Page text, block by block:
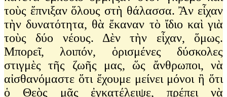
τοὺς ἔπνιξαν ὅλους στὴ θάλασσα. Ἂν εἶχαν
τὴν δυνατότητα, θὰ ἔκαναν τὸ ἴδιο καὶ γιὰ
τοὺς δύο νέους. Δὲν τὴν εἶχαν, ὅμως.
Μπορεῖ, λοιπόν, ὁρισμένες δύσκολες
στιγμὲς τῆς ζωῆς μας, ὥς ἄνθρωποι, νὰ
αἰσθανόμαστε ὅτι ἔχουμε μείνει μόνοι ἢ ὅτι
ὁ Θεὸς μᾶς ἐγκατέλειψε, πρέπει νὰ